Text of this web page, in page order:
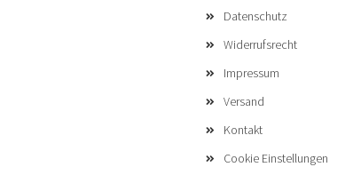
Datenschutz
Widerrufsrecht
Impressum
Versand
Kontakt
Cookie Einstellungen